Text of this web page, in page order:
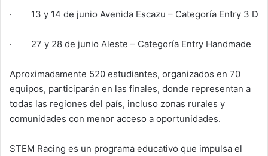
· 13 y 14 de junio Avenida Escazu – Categoría Entry 3 D
· 27 y 28 de junio Aleste – Categoría Entry Handmade
Aproximadamente 520 estudiantes, organizados en 70
equipos, participarán en las finales, donde representan a
todas las regiones del país, incluso zonas rurales y
comunidades con menor acceso a oportunidades.
STEM Racing es un programa educativo que impulsa el